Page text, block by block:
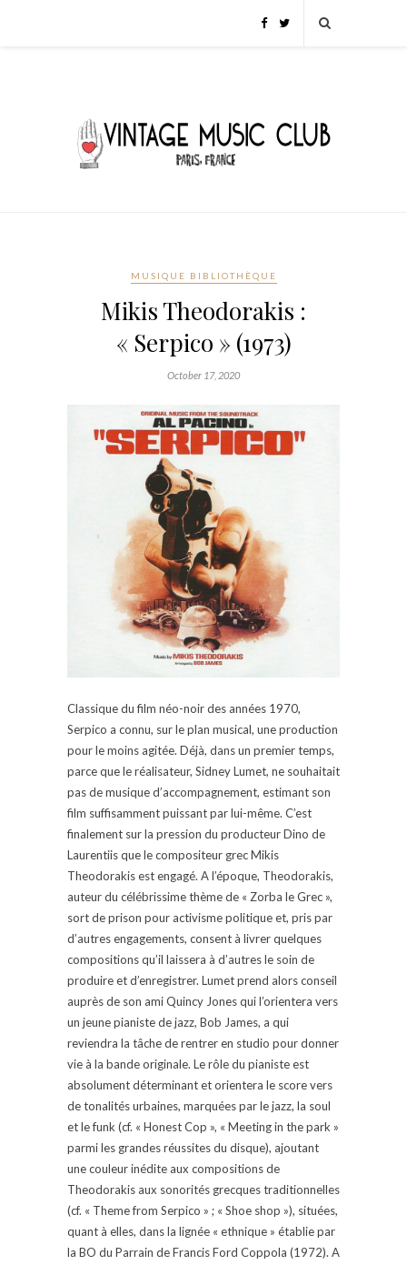
MUSIQUE BIBLIOTHÈQUE
Mikis Theodorakis :
« Serpico » (1973)
October 17, 2020
Classique du film néo-noir des années 1970,
Serpico a connu, sur le plan musical, une production
pour le moins agitée. Déjà, dans un premier temps,
parce que le réalisateur, Sidney Lumet, ne souhaitait
pas de musique d’accompagnement, estimant son
film suffisamment puissant par lui-même. C’est
finalement sur la pression du producteur Dino de
Laurentiis que le compositeur grec Mikis
Theodorakis est engagé. A l’époque, Theodorakis,
auteur du célébrissime thème de « Zorba le Grec »,
sort de prison pour activisme politique et, pris par
d’autres engagements, consent à livrer quelques
compositions qu’il laissera à d’autres le soin de
produire et d’enregistrer. Lumet prend alors conseil
auprès de son ami Quincy Jones qui l’orientera vers
un jeune pianiste de jazz, Bob James, a qui
reviendra la tâche de rentrer en studio pour donner
vie à la bande originale. Le rôle du pianiste est
absolument déterminant et orientera le score vers
de tonalités urbaines, marquées par le jazz, la soul
et le funk (cf. « Honest Cop », « Meeting in the park »
parmi les grandes réussites du disque), ajoutant
une couleur inédite aux compositions de
Theodorakis aux sonorités grecques traditionnelles
(cf. « Theme from Serpico » ; « Shoe shop »), situées,
quant à elles, dans la lignée « ethnique » établie par
la BO du Parrain de Francis Ford Coppola (1972). A